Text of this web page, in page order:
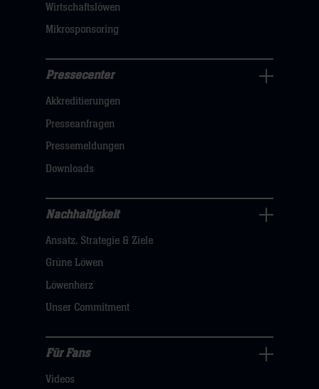
Wirtschaftslöwen
Mikrosponsoring
Navigation
öffnen,
dann
hier
Pressecenter
Akkreditierungen
Presseanfragen
Pressemeldungen
Downloads
Nachhaltigkeit
Navigation
öffnen,
dann
klicken
hier
Nachhaltigkeit
Ansatz, Strategie & Ziele
Grüne Löwen
Löwenherz
Unser Commitment
Fans
Für Fans
Videos